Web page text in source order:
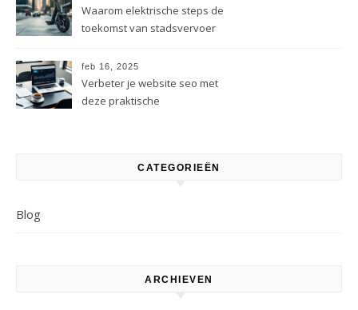
Waarom elektrische steps de
toekomst van stadsvervoer
feb 16, 2025
Verbeter je website seo met
deze praktische
CATEGORIEËN
Blog
ARCHIEVEN